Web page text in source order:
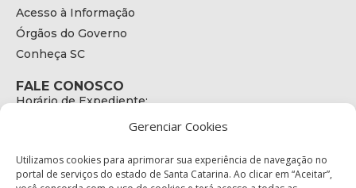
Gerenciar Cookies
Utilizamos cookies para aprimorar sua experiência de navegação no
portal de serviços do estado de Santa Catarina. Ao clicar em “Aceitar”,
Acesso à Informação
Órgãos do Governo
Conheça SC
FALE CONOSCO
Horário de Expediente:
E-mail:
secretariaexecutiva@cetran.sc.gov.br